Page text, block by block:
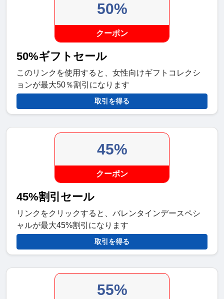
50%
クーポン
50%ギフトセール
このリンクを使用すると、女性向けギフトコレクシ
ョンが最大50％割引になります
取引を得る
45%
クーポン
45%割引セール
リンクをクリックすると、バレンタインデースペシ
ャルが最大45%割引になります
取引を得る
55%